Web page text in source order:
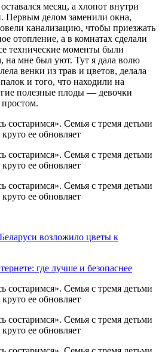
месяц, а хлопот внутри
делом заменили окна,
канализацию, чтобы приезжать
отопление, а в комнатах сделали
технические моменты были
на мне был уют. Тут я дала волю
венки из трав и цветов, делала
и того, что находили на
полезные плоды — девочки
простом.
возложило цветы к
где лучше и безопаснее